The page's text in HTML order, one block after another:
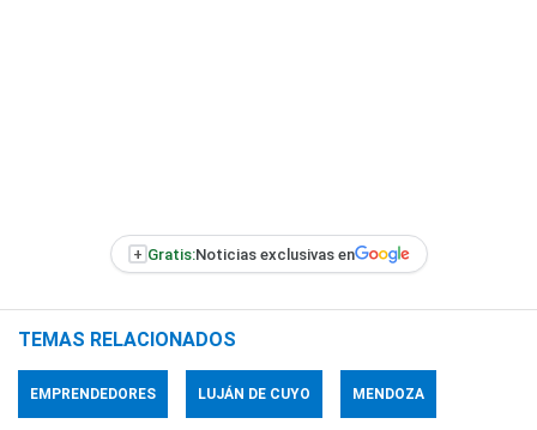
+ Gratis:Noticias exclusivas en
TEMAS RELACIONADOS
EMPRENDEDORES LUJÁN DE CUYO MENDOZA